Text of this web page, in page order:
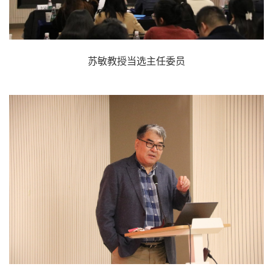
苏敏教授当选主任委员